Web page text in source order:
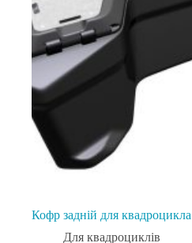
Кофр задній для квадроцикла
Для квадроциклів